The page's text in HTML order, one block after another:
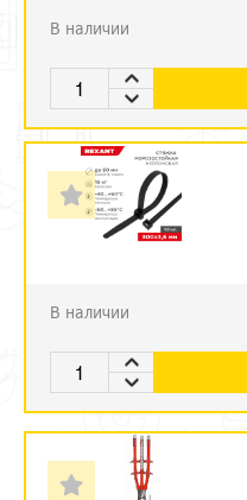
В наличии
В наличии